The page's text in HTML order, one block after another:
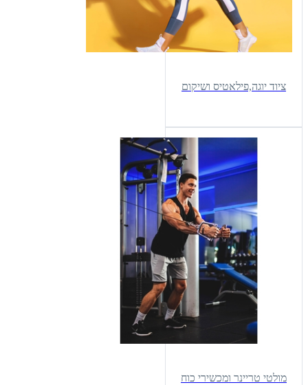
ציוד יוגה,פילאטיס ושיקום
מולטי טריינר ומכשירי כוח